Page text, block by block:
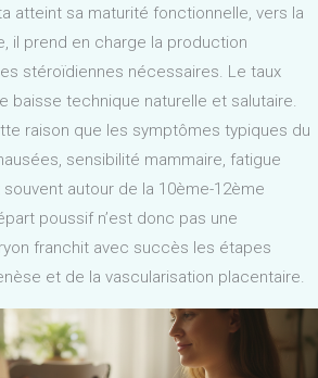
atteint sa maturité fonctionnelle, vers la
il prend en charge la production
stéroïdiennes nécessaires. Le taux
baisse technique naturelle et salutaire.
raison que les symptômes typiques du
sensibilité mammaire, fatigue
autour de la 10ème-12ème
poussif n’est donc pas une
franchit avec succès les étapes
et de la vascularisation placentaire.